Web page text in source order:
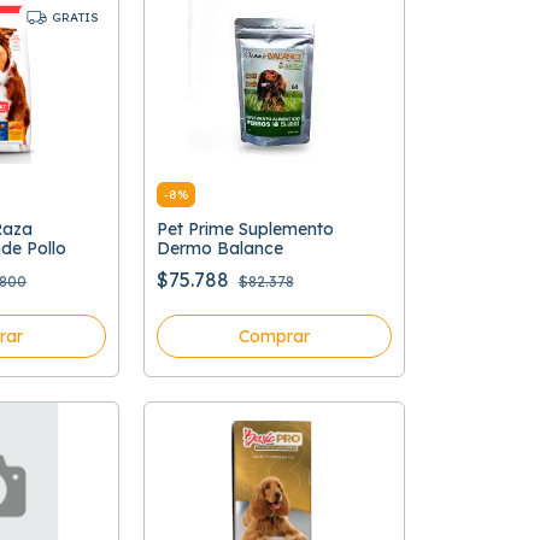
GRATIS
Pollo
-8%
Pet Prime Suplemento
Dermo Balance
$75.788 $82.378
Comprar